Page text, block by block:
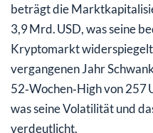
beträgt die
3,9 Mrd. USD, was seine
Kryptomarkt
vergangenen Jahr
52‑Wochen‑High von 257
was seine Volatilität und
verdeutlicht.